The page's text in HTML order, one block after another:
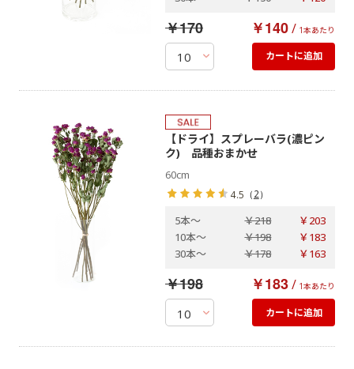
￥170 ￥140/ 1本あたり
カートに追加
【ドライ】スプレーバラ(濃ピン
ク) 品種おまかせ
60cm
4.5 （2）
5本～ ￥218
￥203
10本～ ￥198
￥183
30本～ ￥178 ￥163
￥198 ￥183/ 1本あたり
カートに追加